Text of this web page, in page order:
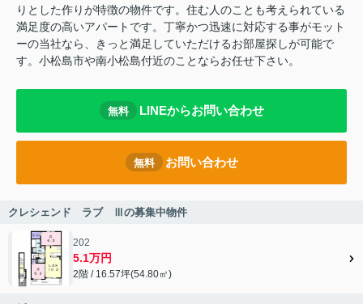
りとした作りが特徴の物件です。住む人のことも考えられている
満足度の高いアパートです。丁寧かつ迅速に対応する事がモット
ーの当社なら、きっと満足していただけるお部屋探しが可能で
す。小松島市や南小松島付近のことならお任せ下さい。
無料 LINEからお問い合わせ
無料 お問い合わせ
クレシェンド ラブ Ⅲの募集中物件
202
5.1万円
2階 / 16.57坪(54.80㎡)